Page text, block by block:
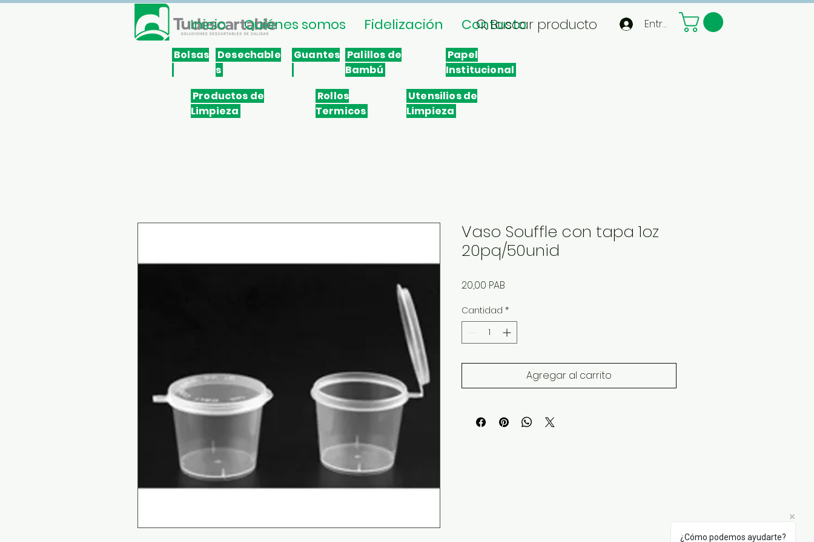
Inicio Quiénes somos Fidelización Contacto
Bolsas
Desechable
s
Guantes Palillos de
Bambú
Papel
Institucional
Productos de
Limpieza
Rollos
Termicos
Utensilios de
Limpieza
Buscar producto Entrar
Vaso Souffle con tapa 1oz
20pq/50unid
20,00 PAB
Cantidad *
Agregar al carrito
¿Cómo podemos ayudarte?